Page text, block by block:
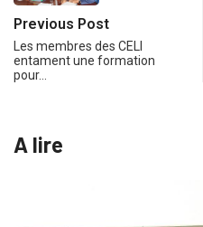
Previous Post
Les membres des CELI
entament une formation
pour…
A lire